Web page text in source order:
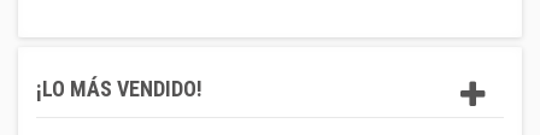
¡LO MÁS VENDIDO!